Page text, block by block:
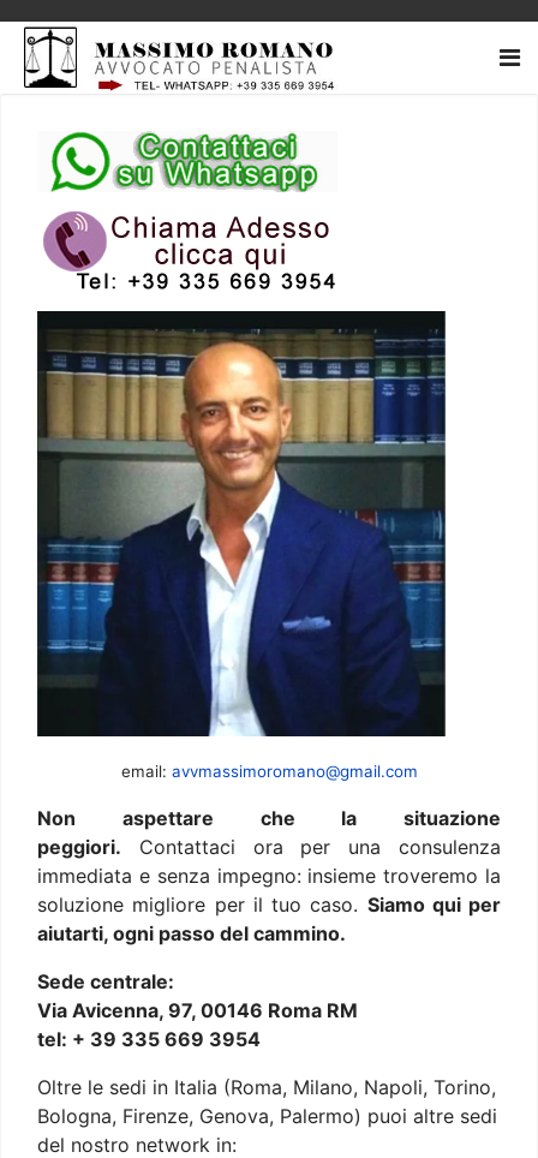
email: avvmassimoromano@gmail.com
Non aspettare che la situazione
peggiori. Contattaci ora per una consulenza
immediata e senza impegno: insieme troveremo la
soluzione migliore per il tuo caso. Siamo qui per
aiutarti, ogni passo del cammino.
Sede centrale:
Via Avicenna, 97, 00146 Roma RM
tel: + 39 335 669 3954
Oltre le sedi in Italia (Roma, Milano, Napoli, Torino,
Bologna, Firenze, Genova, Palermo) puoi altre sedi
del nostro network in: